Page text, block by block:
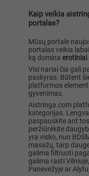
Kaip veikia
portalas?
Mūsų portale
portalas veikia
ką domina erotiniai
Visi nariai čia gali
paskyras. Būtent
platformos
gyvenimas.
Aistringa.com
kategorijas.
paspauskite ant
peržiūrėkite
yra visko, nuo
masažų, tarp
galima filtruoti
galima rasti
Panevėžyje ar